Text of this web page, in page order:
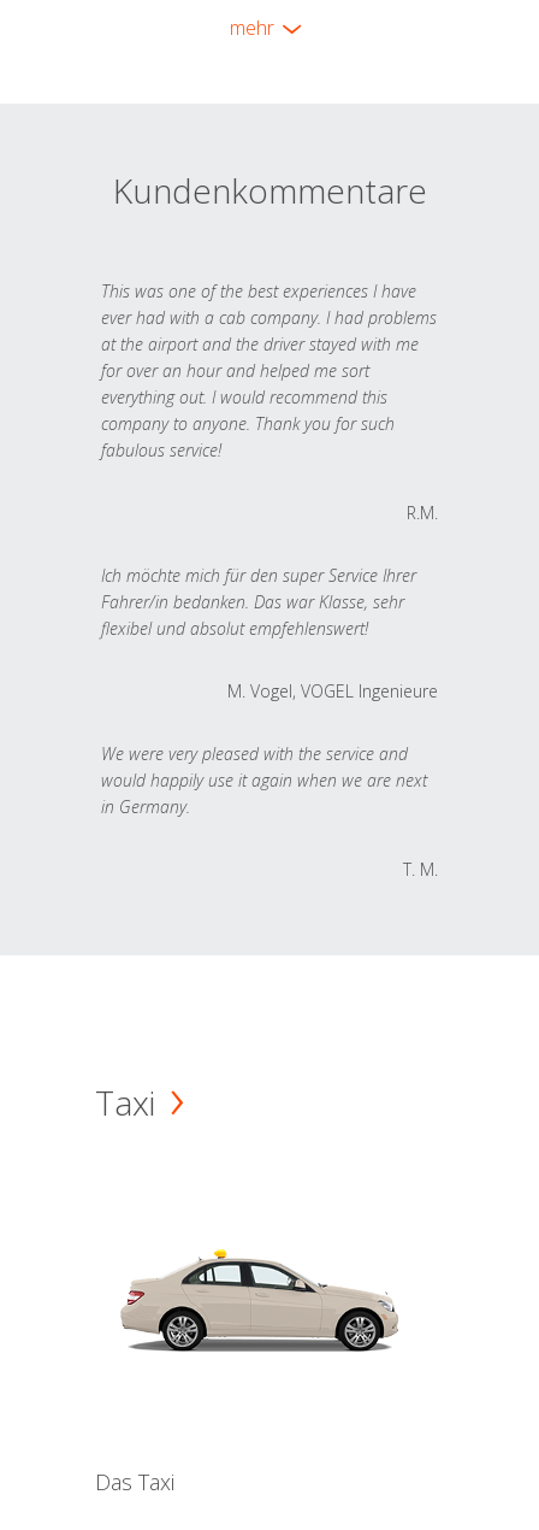
mehr
Kundenkommentare
This was one of the best experiences I have
ever had with a cab company. I had problems
at the airport and the driver stayed with me
for over an hour and helped me sort
everything out. I would recommend this
company to anyone. Thank you for such
fabulous service!
R.M.
Ich möchte mich für den super Service Ihrer
Fahrer/in bedanken. Das war Klasse, sehr
flexibel und absolut empfehlenswert!
M. Vogel, VOGEL Ingenieure
We were very pleased with the service and
would happily use it again when we are next
in Germany.
T. M.
Taxi
Das Taxi